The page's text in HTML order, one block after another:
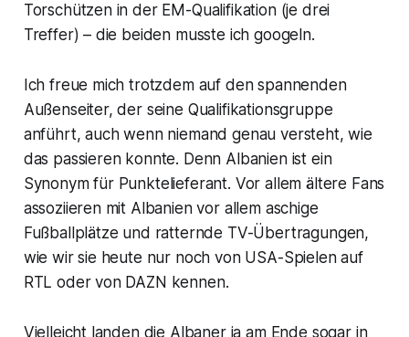
Torschützen in der EM-Qualifikation (je drei
Treffer) – die beiden musste ich googeln.
Ich freue mich trotzdem auf den spannenden
Außenseiter, der seine Qualifikationsgruppe
anführt, auch wenn niemand genau versteht, wie
das passieren konnte. Denn Albanien ist ein
Synonym für Punktelieferant. Vor allem ältere Fans
assoziieren mit Albanien vor allem aschige
Fußballplätze und ratternde TV-Übertragungen,
wie wir sie heute nur noch von USA-Spielen auf
RTL oder von DAZN kennen.
Vielleicht landen die Albaner ja am Ende sogar in